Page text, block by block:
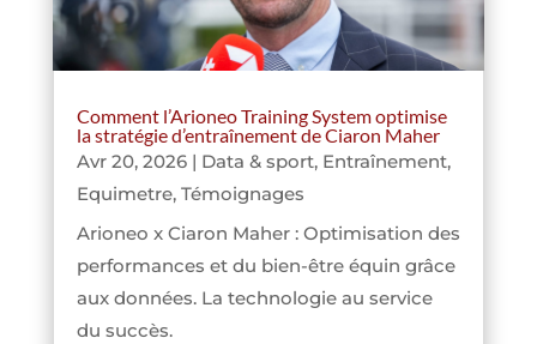
Comment l’Arioneo Training System optimise
la stratégie d’entraînement de Ciaron Maher
Avr 20, 2026| Data & sport, Entraînement,
Equimetre, Témoignages
Arioneo x Ciaron Maher : Optimisation des
performances et du bien-être équin grâce
aux données. La technologie au service
du succès.